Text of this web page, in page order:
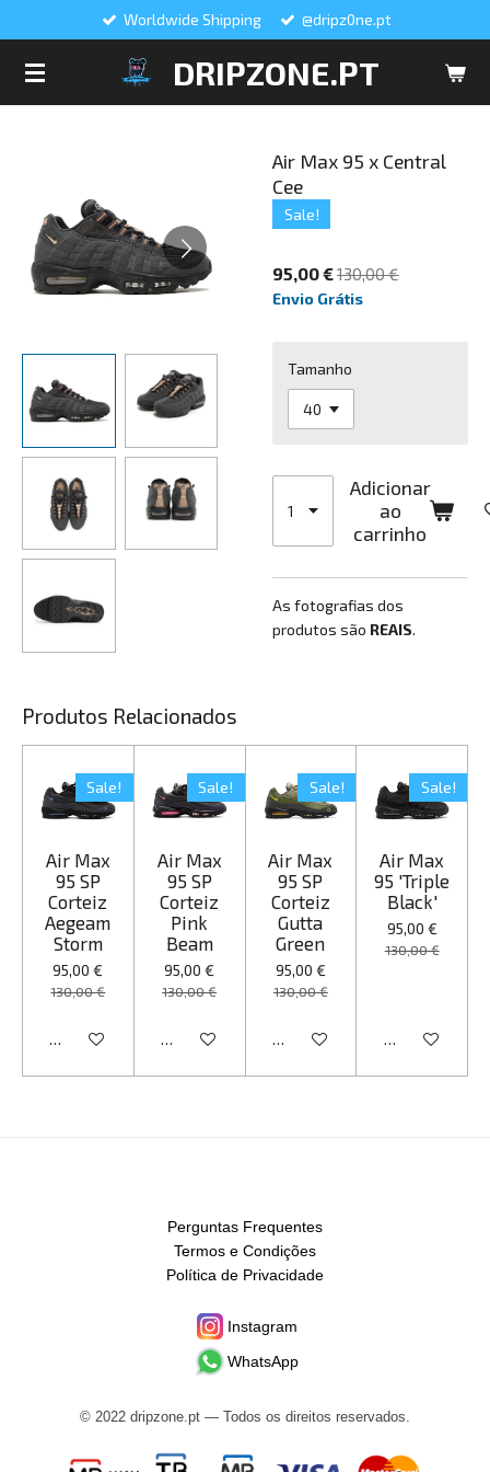
DRIPZONE.PT
Worldwide Shipping @dripz0ne.pt
Air Max 95 x Central
Cee
Sale!
95,00 €130,00 €
Envio Grátis
Tamanho
Adicionar
ao
carrinho
As fotografias dos
produtos são REAIS.
Produtos Relacionados
Sale!
Air Max
95 SP
Corteiz
Aegeam
Storm
95,00 €
130,00 €
Veja detalhes
Sale!
Air Max
95 SP
Corteiz
Pink
Beam
95,00 €
130,00 €
Veja detalhes
Sale!
Air Max
95 SP
Corteiz
Gutta
Green
95,00 €
130,00 €
Veja detalhes
Sale!
Air Max
95 'Triple
Black'
95,00 €
130,00 €
Veja detalhes
Perguntas Frequentes
Termos e Condições
Política de Privacidade
Instagram
WhatsApp
© 2022 dripzone.pt — Todos os direitos reservados.